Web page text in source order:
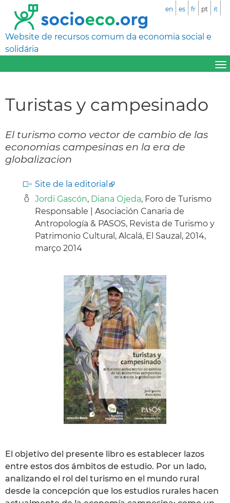
Website de recursos comum da economia social e
solidária
en es fr pt it
Turistas y campesinado
El turismo como vector de cambio de las
economias campesinas en la era de
globalizacion
Site de la editorial
Jordi Gascón, Diana Ojeda, Foro de Turismo
Responsable | Asociación Canaria de
Antropología & PASOS, Revista de Turismo y
Patrimonio Cultural, Alcalá, El Sauzal, 2014,
março 2014
El objetivo del presente libro es establecer lazos
entre estos dos ámbitos de estudio. Por un lado,
analizando el rol del turismo en el mundo rural
desde la concepción que los estudios rurales hacen